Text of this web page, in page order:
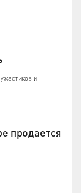
и
продается